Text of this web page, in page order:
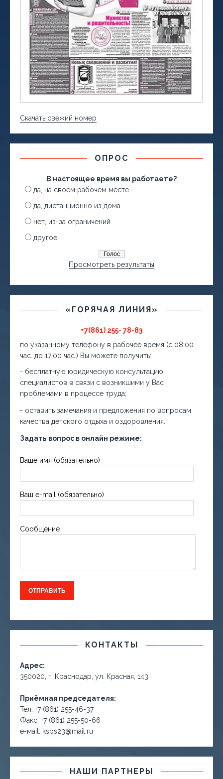
Скачать свежий номер
ОПРОС
В настоящее время вы работаете?
да, на своем рабочем месте
да, дистанционно из дома
нет, из-за ограничений
другое
Просмотреть результаты
«ГОРЯЧАЯ ЛИНИЯ»
+7(861) 255- 78-83
по указанному телефону в рабочее время (с 08:00
час. до 17:00 час.) Вы можете получить:
- бесплатную юридическую консультацию
специалистов в связи с возникшими у Вас
проблемами в процессе труда;
- оставить замечания и предложения по вопросам
качества детского отдыха и оздоровления.
Задать вопрос в онлайн режиме:
Ваше имя (обязательно)
Ваш e-mail (обязательно)
Сообщение
КОНТАКТЫ
Адрес:
350020, г. Краснодар, ул. Красная, 143
Приёмная председателя:
Тел. +7 (861) 255-46-37
Факс. +7 (861) 255-50-66
е-маil: ksps23@mail.ru
НАШИ ПАРТНЕРЫ